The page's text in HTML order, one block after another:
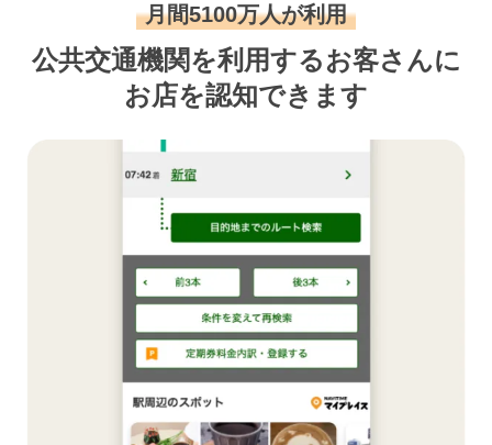
月間5100万人が利用
公共交通機関を利用するお客さんに
お店を認知できます